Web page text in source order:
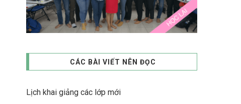
CÁC BÀI VIẾT NÊN ĐỌC
Lịch khai giảng các lớp mới